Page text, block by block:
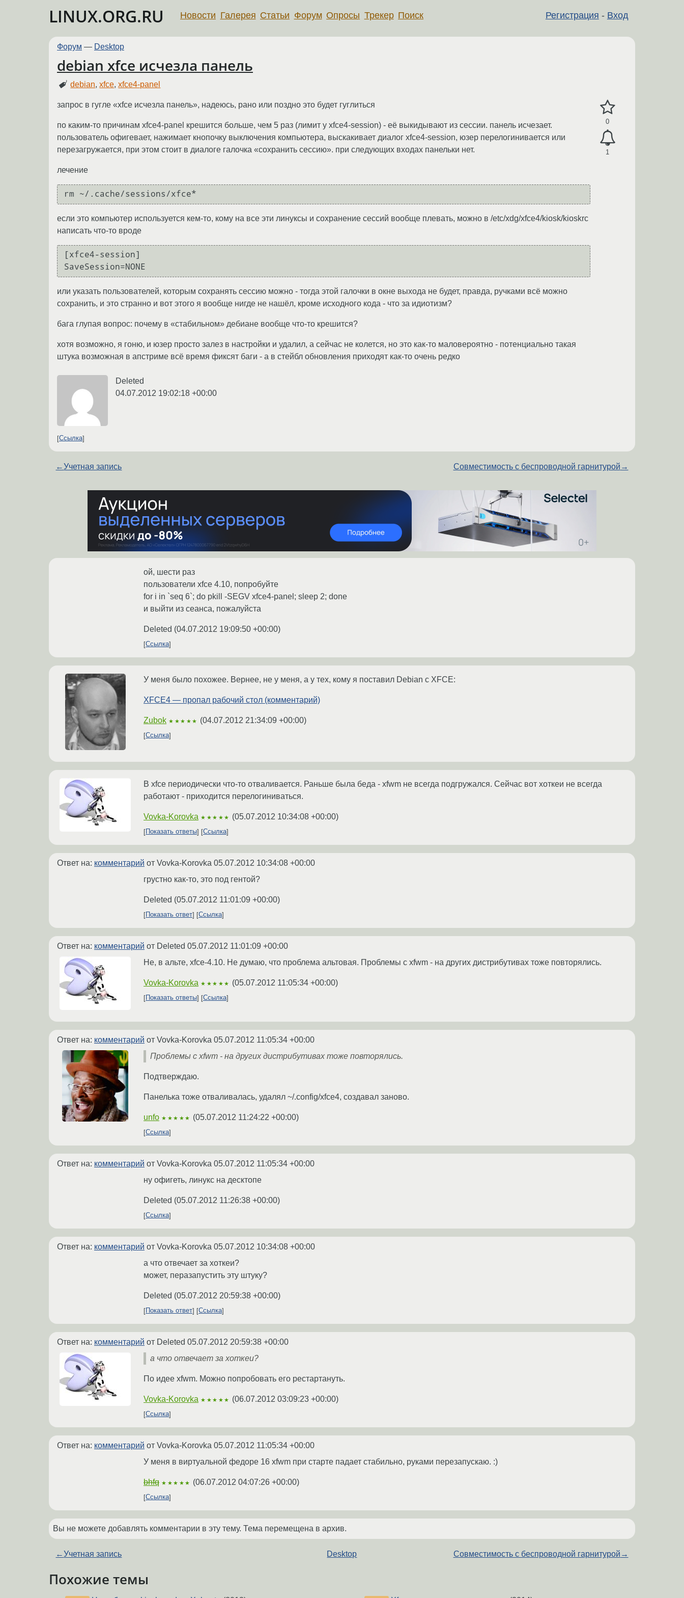
LINUX.ORG.RU Регистрация - Вход
Новости Галерея Статьи Форум Опросы Трекер Поиск
Форум — Desktop
debian xfce исчезла панель
debian,xfce,xfce4-panel
0
1
запрос в гугле «xfce исчезла панель», надеюсь, рано или поздно это будет гуглиться
по каким-то причинам xfce4-panel крешится больше, чем 5 раз (лимит у xfce4-session) - её выкидывают из сессии. панель исчезает.
пользователь офигевает, нажимает кнопочку выключения компьютера, выскакивает диалог xfce4-session, юзер перелогинивается или
перезагружается, при этом стоит в диалоге галочка «сохранить сессию». при следующих входах панельки нет.
лечение
если это компьютер используется кем-то, кому на все эти линуксы и сохранение сессий вообще плевать, можно в /etc/xdg/xfce4/kiosk/kioskrc
написать что-то вроде
[xfce4-session]
или указать пользователей, которым сохранять сессию можно - тогда этой галочки в окне выхода не будет, правда, ручками всё можно
сохранить, и это странно и вот этого я вообще нигде не нашёл, кроме исходного кода - что за идиотизм?
бага глупая вопрос: почему в «стабильном» дебиане вообще что-то крешится?
хотя возможно, я гоню, и юзер просто залез в настройки и удалил, а сейчас не колется, но это как-то маловероятно - потенциально такая
штука возможная в апстриме всё время фиксят баги - а в стейбл обновления приходят как-то очень редко
Deleted
04.07.2012 19:02:18 +00:00
Ссылка
←Учетная запись Совместимость с беспроводной гарнитурой →
ой, шести раз
пользователи xfce 4.10, попробуйте
for i in `seq 6`; do pkill -SEGV xfce4-panel; sleep 2; done
и выйти из сеанса, пожалуйста
Deleted (04.07.2012 19:09:50 +00:00)
Ссылка
У меня было похожее. Вернее, не у меня, а у тех, кому я поставил Debian с XFCE:
XFCE4 — пропал рабочий стол (комментарий)
Zubok ★★★★★ (04.07.2012 21:34:09 +00:00)
Ссылка
В xfce периодически что-то отваливается. Раньше была беда - xfwm не всегда подгружался. Сейчас вот хоткеи не всегда
работают - приходится перелогиниваться.
Vovka-Korovka ★★★★★ (05.07.2012 10:34:08 +00:00)
Показать ответы Ссылка
Ответ на: комментарий от Vovka-Korovka 05.07.2012 10:34:08 +00:00
грустно как-то, это под гентой?
Deleted (05.07.2012 11:01:09 +00:00)
Показать ответ Ссылка
Ответ на: комментарий от Deleted 05.07.2012 11:01:09 +00:00
Не, в альте, xfce-4.10. Не думаю, что проблема альтовая. Проблемы c xfwm - на других дистрибутивах тоже повторялись.
Vovka-Korovka ★★★★★ (05.07.2012 11:05:34 +00:00)
Показать ответы Ссылка
Ответ на: комментарий от Vovka-Korovka 05.07.2012 11:05:34 +00:00
Проблемы c xfwm - на других дистрибутивах тоже повторялись.
Подтверждаю.
Панелька тоже отваливалась, удалял ~/.config/xfce4, создавал заново.
unfo ★★★★★ (05.07.2012 11:24:22 +00:00)
Ссылка
Ответ на: комментарий от Vovka-Korovka 05.07.2012 11:05:34 +00:00
ну офигеть, линукс на десктопе
Deleted (05.07.2012 11:26:38 +00:00)
Ссылка
Ответ на: комментарий от Vovka-Korovka 05.07.2012 10:34:08 +00:00
а что отвечает за хоткеи?
может, перазапустить эту штуку?
Deleted (05.07.2012 20:59:38 +00:00)
Показать ответ Ссылка
Ответ на: комментарий от Deleted 05.07.2012 20:59:38 +00:00
а что отвечает за хоткеи?
По идее xfwm. Можно попробовать его рестартануть.
Vovka-Korovka ★★★★★ (06.07.2012 03:09:23 +00:00)
Ссылка
Ответ на: комментарий от Vovka-Korovka 05.07.2012 11:05:34 +00:00
У меня в виртуальной федоре 16 xfwm при старте падает стабильно, руками перезапускаю. :)
bhfq ★★★★★ (06.07.2012 04:07:26 +00:00)
Ссылка
Вы не можете добавлять комментарии в эту тему. Тема перемещена в архив.
←Учетная запись Desktop Совместимость с беспроводной гарнитурой →
Похожие темы